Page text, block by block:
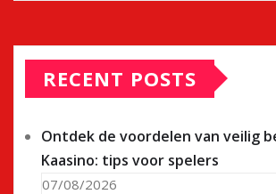
RECENT POSTS
Ontdek de voordelen van veilig
Kaasino: tips voor spelers
07/08/2026